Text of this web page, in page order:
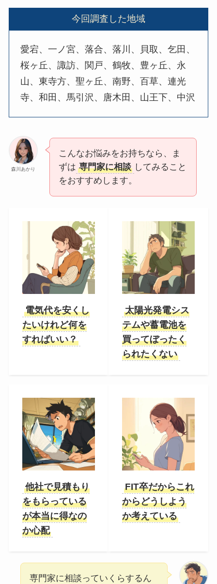
今回調査した地域
愛宕、一ノ宮、落合、落川、貝取、乞田、
桜ヶ丘、諏訪、関戸、鶴牧、豊ヶ丘、永
山、東寺方、聖ヶ丘、南野、百草、連光
寺、和田、馬引沢、唐木田、山王下、中沢
森川あかり
こんなお悩みをお持ちなら、ま
ずは 専門家に相談 してみること
をおすすめします。
電気代を安くし
たいけれど何を
すればいい？
太陽光発電シス
テムや蓄電池を
買ってぼったく
られたくない
他社で見積もり
をもらっている
が本当に得なの
か心配
FIT卒だからこれ
からどうしよう
か考えている
専門家に相談っていくらするん